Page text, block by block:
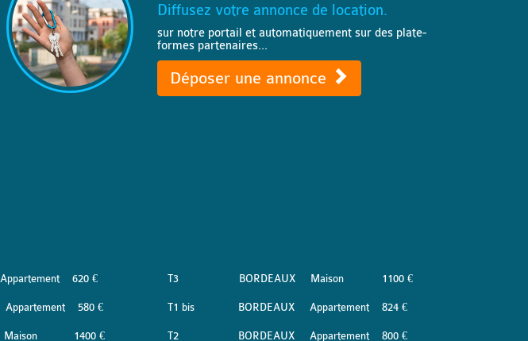
Diffusez votre annonce de location.
sur notre portail et automatiquement sur des plate-
formes partenaires...
Déposer une annonce
Appartement 620 €
Appartement 580 €
Maison 1400 €
T3 BORDEAUX Maison 1100 €
T1 bis BORDEAUX Appartement 824 €
T2 BORDEAUX Appartement 800 €